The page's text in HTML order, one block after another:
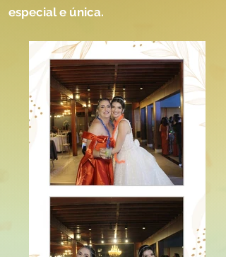
especial e única.